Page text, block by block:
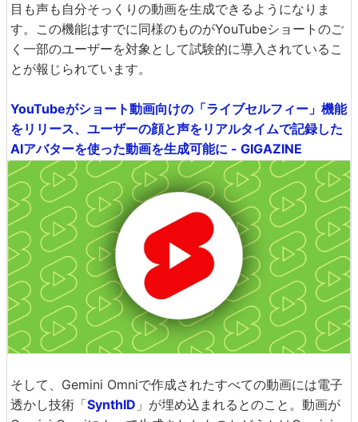
目も声も自分そっくりの動画を生成できるようになりま
す。この機能はすでに同様のものがYouTubeショートのご
く一部のユーザーを対象として試験的に導入されているこ
とが報じられています。
YouTubeがショート動画向けの「ライブセルフィー」機能
をリリース、ユーザーの顔と声をリアルタイムで記録した
AIアバターを使った動画を生成可能に - GIGAZINE
そして、Gemini Omniで作成されたすべての動画には電子
透かし技術「SynthID 」が埋め込まれるとのこと。動画が